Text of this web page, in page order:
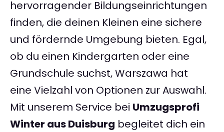
hervorragender Bildungseinrichtungen
finden, die deinen Kleinen eine sichere
und fördernde Umgebung bieten. Egal,
ob du einen Kindergarten oder eine
Grundschule suchst, Warszawa hat
eine Vielzahl von Optionen zur Auswahl.
Mit unserem Service bei Umzugsprofi
Winter aus Duisburg begleitet dich ein